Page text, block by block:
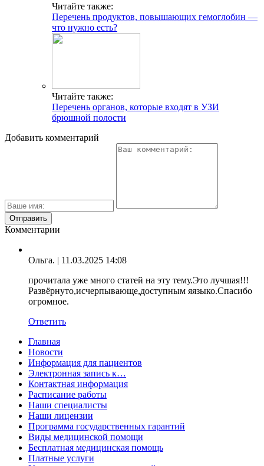
Читайте также:
Перечень продуктов, повышающих гемоглобин —
что нужно есть?
Читайте также:
Перечень органов, которые входят в УЗИ
брюшной полости
Добавить комментарий
Комментарии
Ольга. | 11.03.2025 14:08
прочитала уже много статей на эту тему.Это лучшая!!!
Развёрнуто,исчерпывающе,доступным яязыко.Спасибо
огромное.
Ответить
Главная
Новости
Информация для пациентов
Электронная запись к…
Контактная информация
Расписание работы
Наши специалисты
Наши лицензии
Программа государственных гарантий
Виды медицинской помощи
Бесплатная медицинская помощь
Платные услуги